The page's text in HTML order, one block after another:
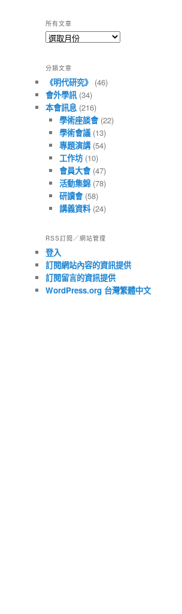
所有文章
所
章
分類文章
《明代研究》 (46)
會外學訊 (34)
本會訊息 (216)
學術座談會(22)
學術會議(13)
專題演講(54)
工作坊(10)
會員大會(47)
活動集錦(78)
研讀會(58)
講義資料(24)
RSS訂閱／網站管理
登入
訂閱網站內容的資訊提供
訂閱留言的資訊提供
WordPress.org 台灣繁體中文